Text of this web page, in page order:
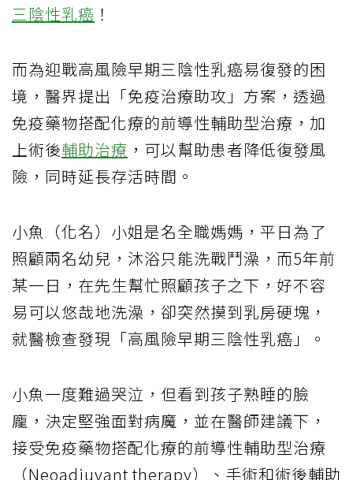
三陰性乳癌 ！
而為迎戰高風險早期三陰性乳癌易復發的困
境，醫界提出「免疫治療助攻」方案，透過
免疫藥物搭配化療的前導性輔助型治療，加
上術後輔助治療 ，可以幫助患者降低復發風
險，同時延長存活時間。
小魚（化名）小姐是名全職媽媽，平日為了
照顧兩名幼兒，沐浴只能洗戰鬥澡，而5年前
某一日，在先生幫忙照顧孩子之下，好不容
易可以悠哉地洗澡，卻突然摸到乳房硬塊，
就醫檢查發現「高風險早期三陰性乳癌」。
小魚一度難過哭泣，但看到孩子熟睡的臉
龐，決定堅強面對病魔，並在醫師建議下，
接受免疫藥物搭配化療的前導性輔助型治療
（Neoadjuvant therapy）、手術和術後輔助